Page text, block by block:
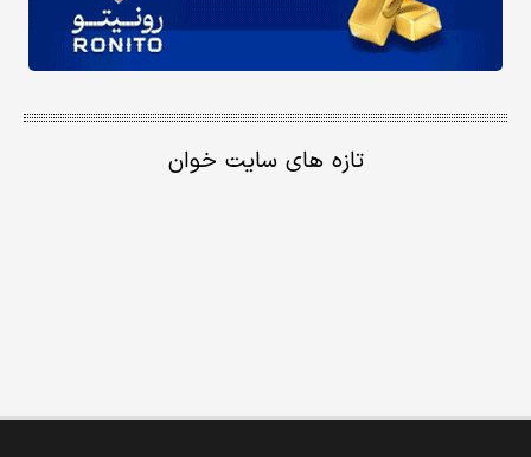
تازه های سایت خوان